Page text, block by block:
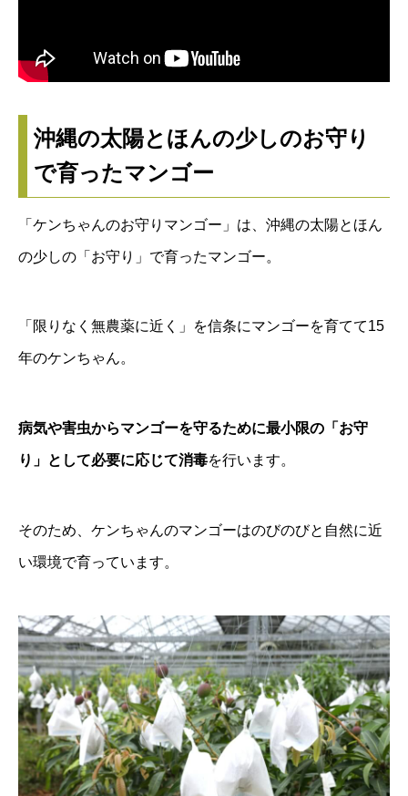
沖縄の太陽とほんの少しのお守り
で育ったマンゴー
「ケンちゃんのお守りマンゴー」は、沖縄の太陽とほん
の少しの「お守り」で育ったマンゴー。
「限りなく無農薬に近く」を信条にマンゴーを育てて15
年のケンちゃん。
病気や害虫からマンゴーを守るために最小限の「お守
り」として必要に応じて消毒を行います。
そのため、ケンちゃんのマンゴーはのびのびと自然に近
い環境で育っています。